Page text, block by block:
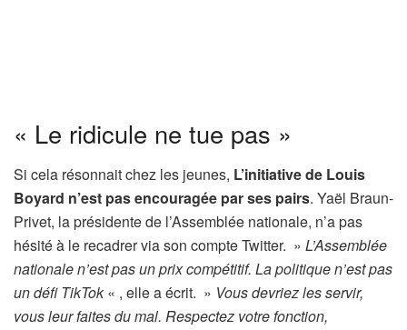
« Le ridicule ne tue pas »
Si cela résonnait chez les jeunes, L’initiative de Louis
Boyard n’est pas encouragée par ses pairs. Yaël Braun-
Privet, la présidente de l’Assemblée nationale, n’a pas
hésité à le recadrer via son compte Twitter. » L’Assemblée
nationale n’est pas un prix compétitif. La politique n’est pas
un défi TikTok« , elle a écrit. » Vous devriez les servir,
vous leur faites du mal. Respectez votre fonction,